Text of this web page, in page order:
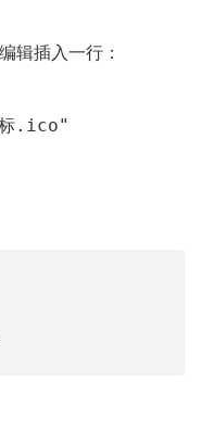
辑插入一行：
标.ico"